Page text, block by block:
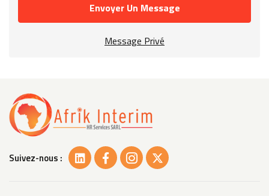
Envoyer Un Message
Message Privé
Suivez-nous :